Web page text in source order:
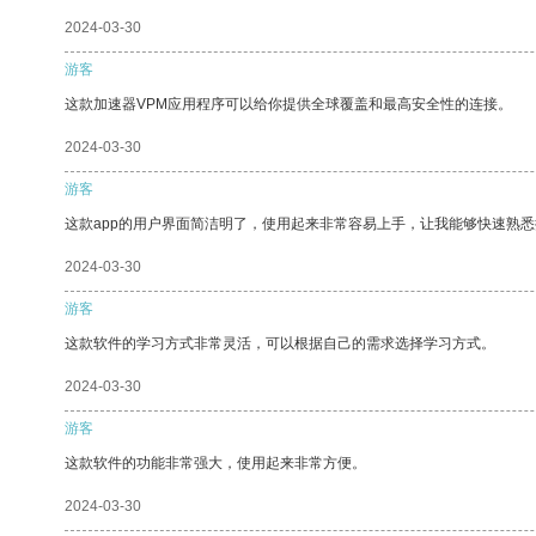
2024-03-30
游客
这款加速器VPM应用程序可以给你提供全球覆盖和最高安全性的连接。
2024-03-30
游客
这款app的用户界面简洁明了，使用起来非常容易上手，让我能够快速熟
2024-03-30
游客
这款软件的学习方式非常灵活，可以根据自己的需求选择学习方式。
2024-03-30
游客
这款软件的功能非常强大，使用起来非常方便。
2024-03-30